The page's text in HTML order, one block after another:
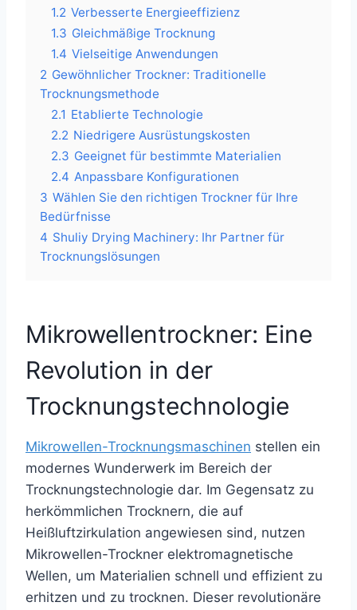
1.2 Verbesserte Energieeffizienz
1.3 Gleichmäßige Trocknung
1.4 Vielseitige Anwendungen
2 Gewöhnlicher Trockner: Traditionelle
Trocknungsmethode
2.1 Etablierte Technologie
2.2 Niedrigere Ausrüstungskosten
2.3 Geeignet für bestimmte Materialien
2.4 Anpassbare Konfigurationen
3 Wählen Sie den richtigen Trockner für Ihre
Bedürfnisse
4 Shuliy Drying Machinery: Ihr Partner für
Trocknungslösungen
Mikrowellentrockner: Eine
Revolution in der
Trocknungstechnologie
Mikrowellen-Trocknungsmaschinen stellen ein
modernes Wunderwerk im Bereich der
Trocknungstechnologie dar. Im Gegensatz zu
herkömmlichen Trocknern, die auf
Heißluftzirkulation angewiesen sind, nutzen
Mikrowellen-Trockner elektromagnetische
Wellen, um Materialien schnell und effizient zu
erhitzen und zu trocknen. Dieser revolutionäre